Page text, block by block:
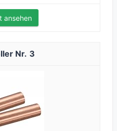
ansehen
3